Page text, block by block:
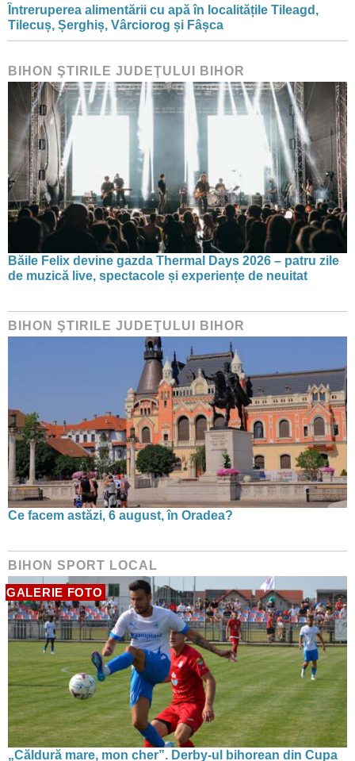
Întreruperea alimentării cu apă în localitățile Tileagd,
Tilecuș, Șerghiș, Vârciorog și Fâșca
BIHON ŞTIRILE JUDEŢULUI BIHOR
Băile Felix devine gazda Thermal Days 2026 – patru zile
de muzică live, spectacole și experiențe de neuitat
BIHON ŞTIRILE JUDEŢULUI BIHOR
Ce facem astăzi, 6 august, în Oradea?
BIHON SPORT LOCAL
GALERIE FOTO
„Căldură mare, mon cher”. Derby-ul bihorean din Cupa